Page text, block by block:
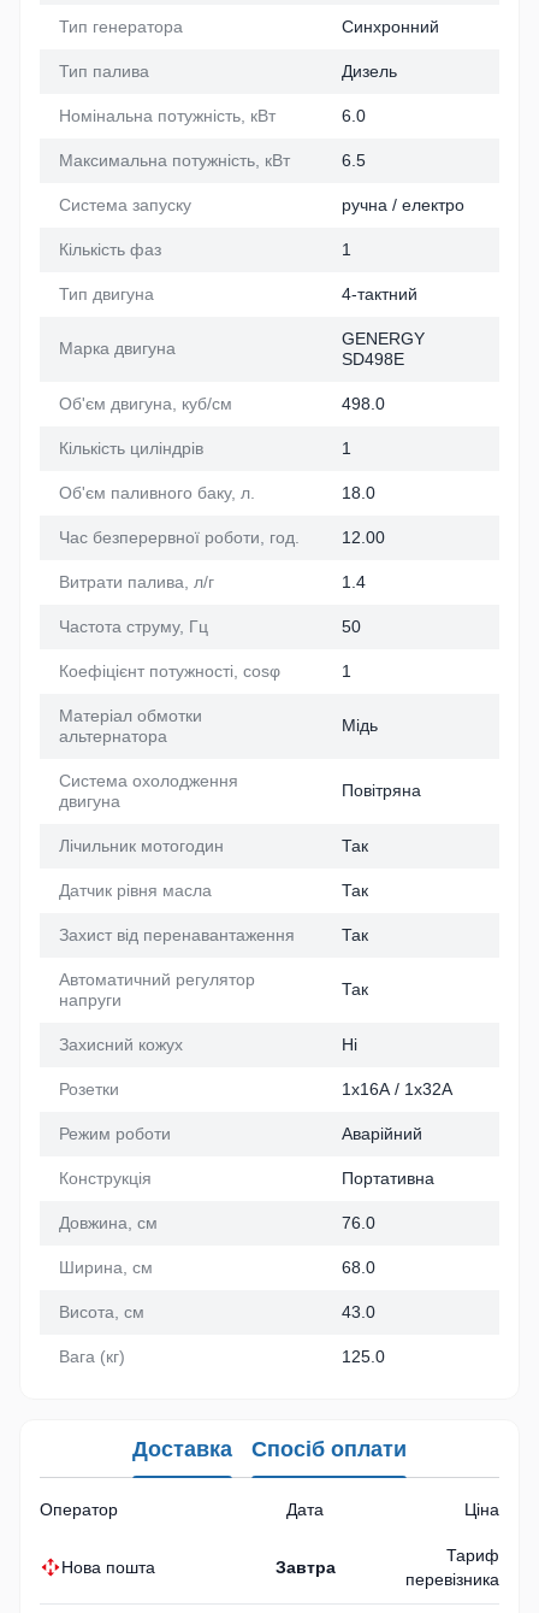
Тип генератора Синхронний
Тип палива Дизель
Номінальна потужність, кВт 6.0
Максимальна потужність, кВт 6.5
Система запуску ручна / електро
Кількість фаз 1
Тип двигуна 4-тактний
Марка двигуна
GENERGY
SD498E
Об'єм двигуна, куб/см 498.0
Кількість циліндрів 1
Об'єм паливного баку, л. 18.0
Час безперервної роботи, год. 12.00
Витрати палива, л/г 1.4
Частота струму, Гц 50
Коефіцієнт потужності, cosφ 1
Матеріал обмотки
альтернатора
Мідь
Система охолодження
двигуна
Повітряна
Лічильник мотогодин Так
Датчик рівня масла Так
Захист від перенавантаження Так
Автоматичний регулятор
напруги
Так
Захисний кожух Ні
Розетки 1х16А / 1х32А
Режим роботи Аварійний
Конструкція Портативна
Довжина, см 76.0
Ширина, см 68.0
Висота, см 43.0
Вага (кг) 125.0
Доставка Спосіб оплати
Оператор Дата Ціна
Нова пошта Завтра
Тариф
перевізника